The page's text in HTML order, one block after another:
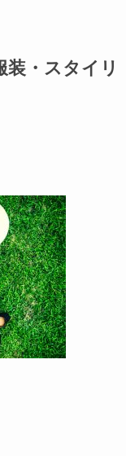
・スタイリ